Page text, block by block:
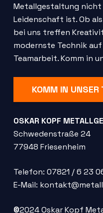
Metallgestaltung nicht
Leidenschaft ist. Ob
bei uns treffen
modernste Technik
Teamarbeit. Komm in
KOMM IN UNSER
OSKAR KOPF
Schwedenstraße 24
77948 Friesenheim
Telefon: 07821 / 6 23
E-Mail:
©2024 Oskar Kopf